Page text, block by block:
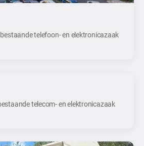
telefoon- en elektronicazaak
telecom- en elektronicazaak